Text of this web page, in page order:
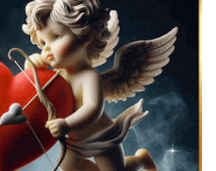
Personalizadas con Nombres para
💘